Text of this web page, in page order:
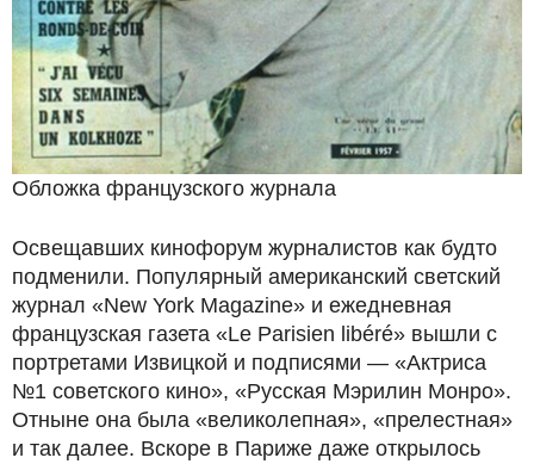
Обложка французского журнала
Освещавших кинофорум журналистов как будто
подменили. Популярный американский светский
журнал «New York Magazine» и ежедневная
французская газета «Le Parisien libéré» вышли с
портретами Извицкой и подписями — «Актриса
№1 советского кино», «Русская Мэрилин Монро».
Отныне она была «великолепная», «прелестная»
и так далее. Вскоре в Париже даже открылось